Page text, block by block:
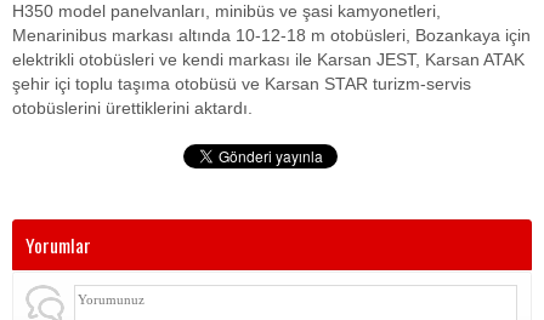
H350 model panelvanları, minibüs ve şasi kamyonetleri,
Menarinibus markası altında 10-12-18 m otobüsleri, Bozankaya için
elektrikli otobüsleri ve kendi markası ile Karsan JEST, Karsan ATAK
şehir içi toplu taşıma otobüsü ve Karsan STAR turizm-servis
otobüslerini ürettiklerini aktardı.
Yorumlar